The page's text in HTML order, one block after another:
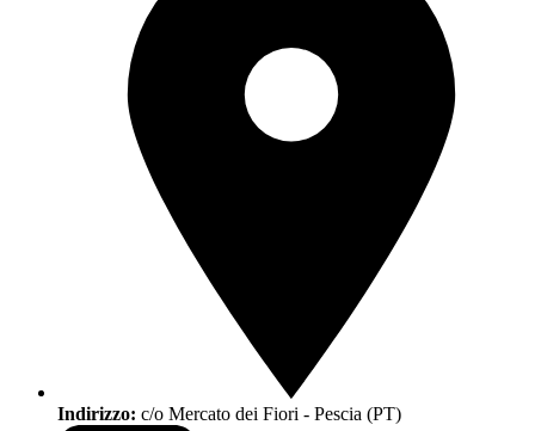
Indirizzo: c/o Mercato dei Fiori - Pescia (PT)